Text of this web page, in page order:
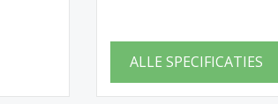
ALLE SPECIFICATIES